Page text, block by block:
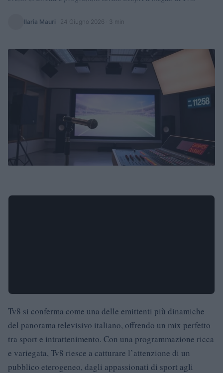
Ilaria Mauri 24 Giugno 2026 · 3 min
Tv8 si conferma come una delle emittenti più dinamiche
del panorama televisivo italiano, offrendo un mix perfetto
tra sport e intrattenimento. Con una programmazione ricca
e variegata, Tv8 riesce a catturare l’attenzione di un
pubblico eterogeneo, dagli appassionati di sport agli